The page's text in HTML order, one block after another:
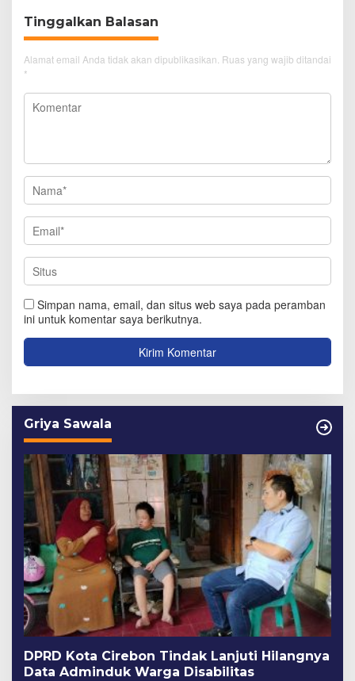
Tinggalkan Balasan
Alamat email Anda tidak akan dipublikasikan. Ruas yang wajib ditandai
*
Simpan nama, email, dan situs web saya pada peramban
ini untuk komentar saya berikutnya.
Griya Sawala
DPRD Kota Cirebon Tindak Lanjuti Hilangnya
Data Adminduk Warga Disabilitas